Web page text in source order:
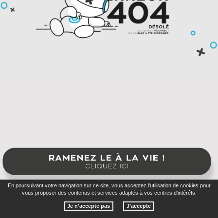
En poursuivant votre navigation sur ce site, vous acceptez l'utilisation de cookies pour
vous proposer des contenus et services adaptés à vos centres d'intérêts.
Je n'accepte pas